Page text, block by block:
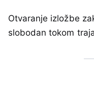
Otvaranje izložbe
slobodan tokom